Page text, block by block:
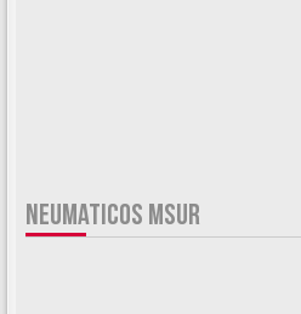
NEUMATICOS MSUR